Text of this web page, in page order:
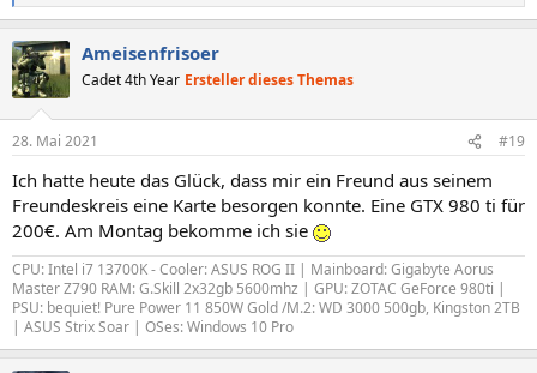
e
k
t
i
e
:
Ameisenfrisoer
Cadet 4th Year Ersteller dieses Themas
28. Mai 2021 #19
Ich hatte heute das Glück, dass mir ein Freund aus seinem
Freundeskreis eine Karte besorgen konnte. Eine GTX 980 ti für
200€. Am Montag bekomme ich sie
CPU: Intel i7 13700K - Cooler: ASUS ROG II | Mainboard: Gigabyte Aorus
Master Z790 RAM: G.Skill 2x32gb 5600mhz | GPU: ZOTAC GeForce 980ti |
PSU: bequiet! Pure Power 11 850W Gold /M.2: WD 3000 500gb, Kingston 2TB
| ASUS Strix Soar | OSes: Windows 10 Pro